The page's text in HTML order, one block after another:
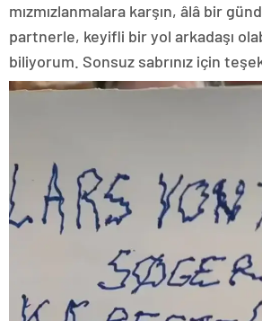
mızmızlanmalara karşın, âlâ bir
partnerle, keyifli bir yol arkadaşı
biliyorum. Sonsuz sabrınız için